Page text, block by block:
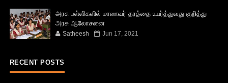
அரசு பள்ளிகளில் மாணவர் தரத்தை உயர்த்துவது குறித்து
அரசு ஆலோசனை
Satheesh Jun 17, 2021
RECENT POSTS